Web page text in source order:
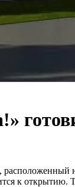
к открытию.